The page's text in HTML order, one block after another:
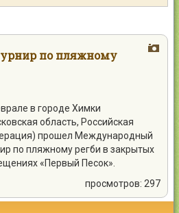
по пляжному
в городе Химки
область, Российская
прошел Международный
по пляжному регби в закрытых
«Первый Песок».
просмотров: 297